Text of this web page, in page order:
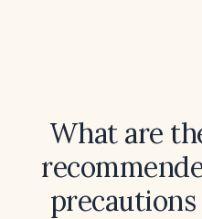
What are